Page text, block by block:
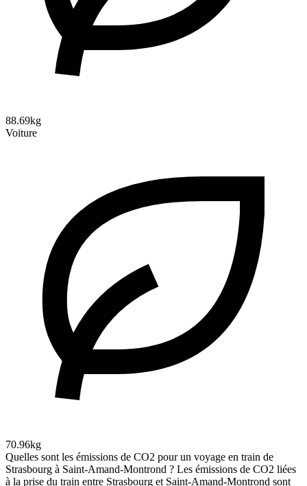
88.69kg
Voiture
70.96kg
Quelles sont les émissions de CO2 pour un voyage en train de
Strasbourg à Saint-Amand-Montrond ? Les émissions de CO2 liées
à la prise du train entre Strasbourg et Saint-Amand-Montrond sont